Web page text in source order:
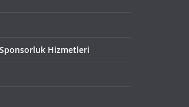
Hizmetleri